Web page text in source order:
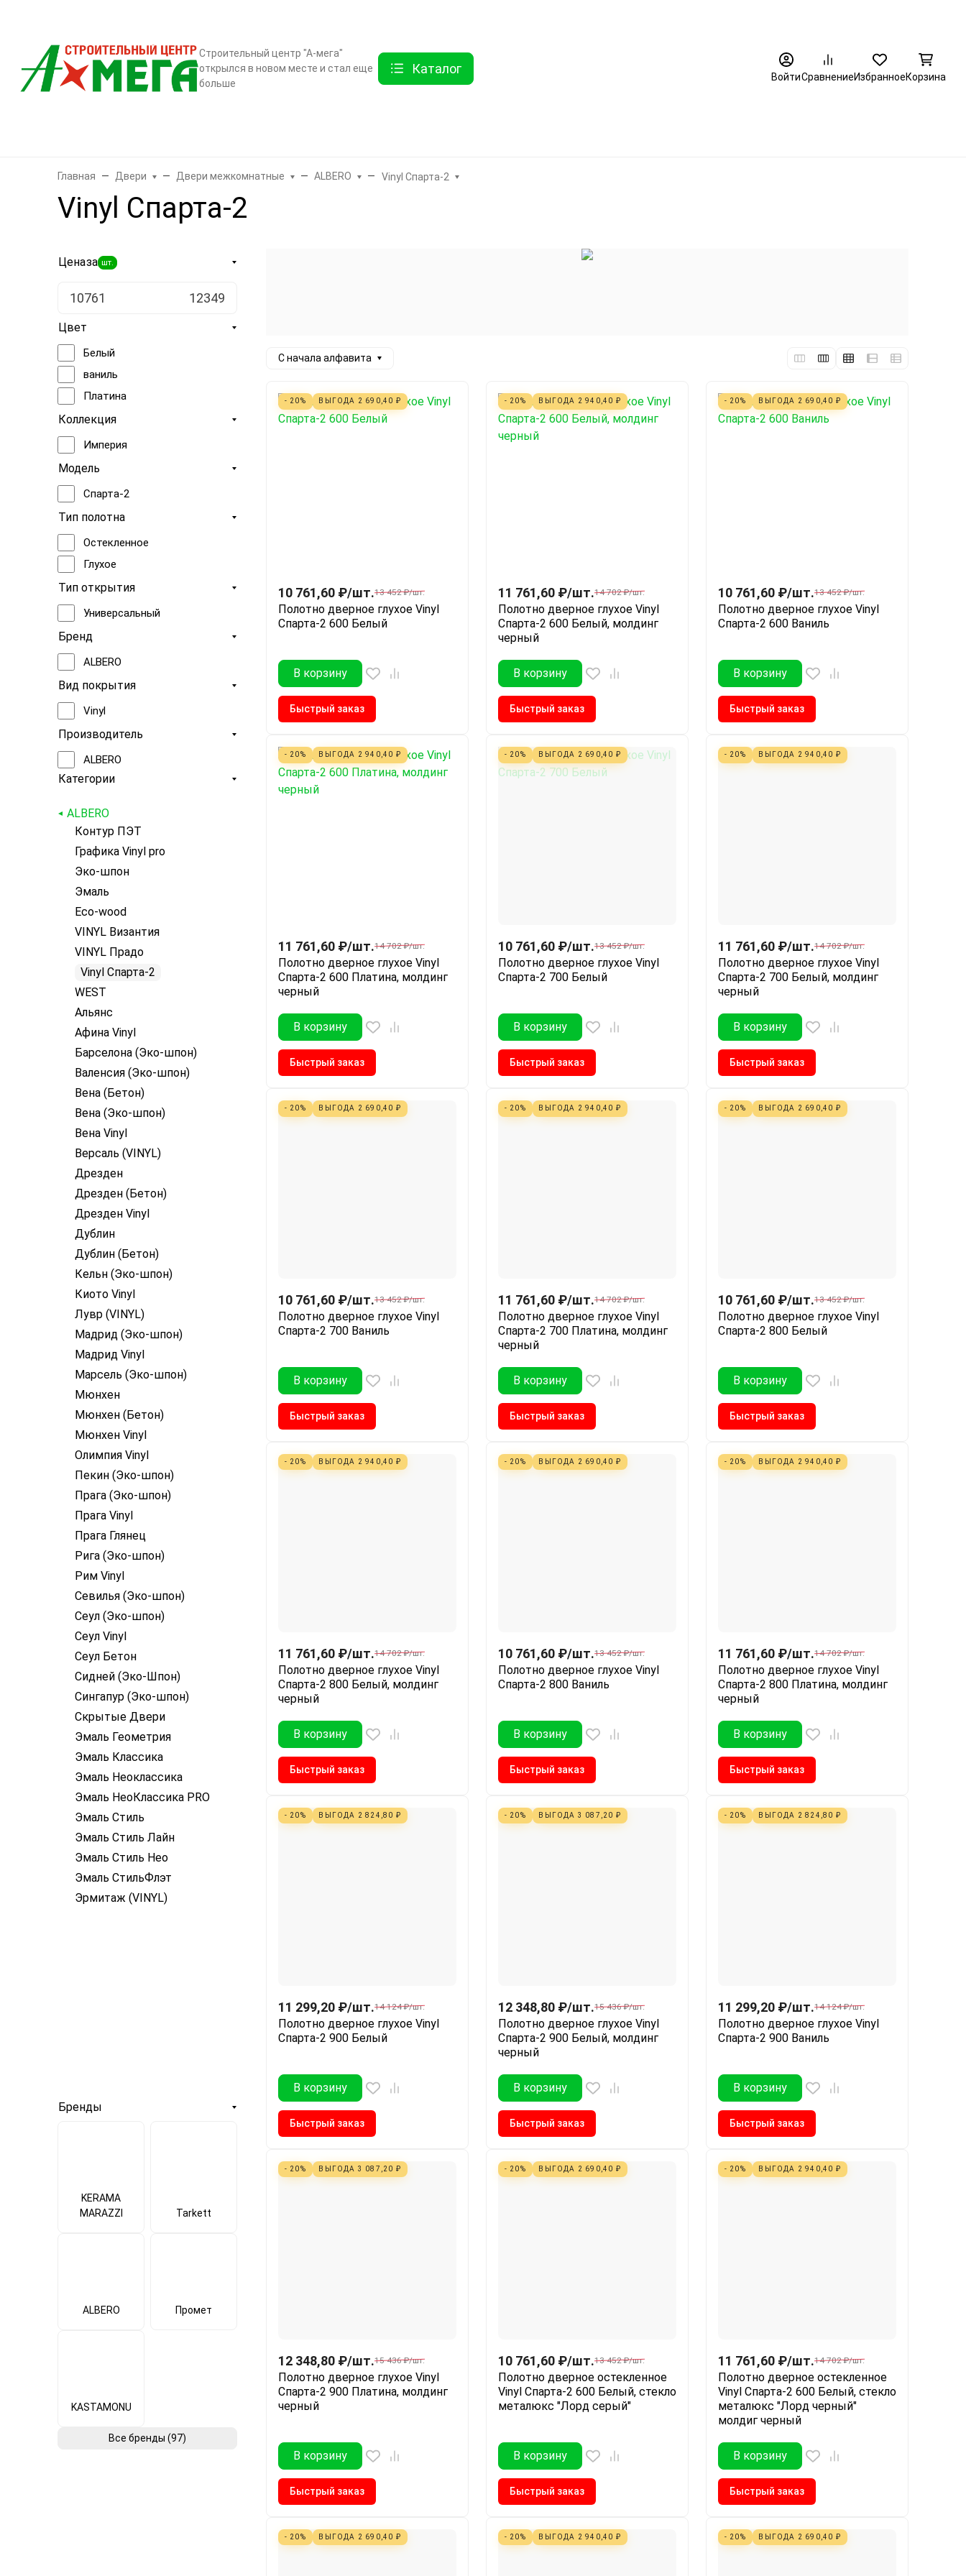
Строительный центр "А-мега"
открылся в новом месте и стал еще
больше
Каталог
ВойтиСравнениеИзбранноеКорзина
Главная Двери Двери межкомнатные ALBERO Vinyl Спарта-2
Vinyl Спарта-2
Ценаза шт.
Цвет
Белый
ваниль
Платина
Коллекция
Империя
Модель
Спарта-2
Тип полотна
Остекленное
Глухое
Тип открытия
Универсальный
Бренд
ALBERO
Вид покрытия
Vinyl
Производитель
ALBERO
Категории
ALBERO
Контур ПЭТ
Графика Vinyl pro
Эко-шпон
Эмаль
Eco-wood
VINYL Византия
VINYL Прадо
Vinyl Спарта-2
WEST
Альянс
Афина Vinyl
Барселона (Эко-шпон)
Валенсия (Эко-шпон)
Вена (Бетон)
Вена (Эко-шпон)
Вена Vinyl
Версаль (VINYL)
Дрезден
Дрезден (Бетон)
Дрезден Vinyl
Дублин
Дублин (Бетон)
Кельн (Эко-шпон)
Киото Vinyl
Лувр (VINYL)
Мадрид (Эко-шпон)
Мадрид Vinyl
Марсель (Эко-шпон)
Мюнхен
Мюнхен (Бетон)
Мюнхен Vinyl
Олимпия Vinyl
Пекин (Эко-шпон)
Прага (Эко-шпон)
Прага Vinyl
Прага Глянец
Рига (Эко-шпон)
Рим Vinyl
Севилья (Эко-шпон)
Сеул (Эко-шпон)
Сеул Vinyl
Сеул Бетон
Сидней (Эко-Шпон)
Сингапур (Эко-шпон)
Скрытые Двери
Эмаль Геометрия
Эмаль Классика
Эмаль Неоклассика
Эмаль НеоКлассика PRO
Эмаль Стиль
Эмаль Стиль Лайн
Эмаль Стиль Нео
Эмаль СтильФлэт
Эрмитаж (VINYL)
Бренды
KERAMA
MARAZZI
Tarkett
ALBERO Промет
KASTAMONU
Все бренды (97)
С начала алфавита
- 20% ВЫГОДА 2 690,40 ₽
10 761,60 ₽/шт.13 452 ₽/шт.
Полотно дверное глухое Vinyl
Спарта-2 600 Белый
В корзину
Быстрый заказ
- 20% ВЫГОДА 2 940,40 ₽
11 761,60 ₽/шт.14 702 ₽/шт.
Полотно дверное глухое Vinyl
Спарта-2 600 Белый, молдинг
черный
В корзину
Быстрый заказ
- 20% ВЫГОДА 2 690,40 ₽
10 761,60 ₽/шт.13 452 ₽/шт.
Полотно дверное глухое Vinyl
Спарта-2 600 Ваниль
В корзину
Быстрый заказ
- 20% ВЫГОДА 2 940,40 ₽
11 761,60 ₽/шт.14 702 ₽/шт.
Полотно дверное глухое Vinyl
Спарта-2 600 Платина, молдинг
черный
В корзину
Быстрый заказ
- 20% ВЫГОДА 2 690,40 ₽
10 761,60 ₽/шт.13 452 ₽/шт.
Полотно дверное глухое Vinyl
Спарта-2 700 Белый
В корзину
Быстрый заказ
- 20% ВЫГОДА 2 940,40 ₽
11 761,60 ₽/шт.14 702 ₽/шт.
Полотно дверное глухое Vinyl
Спарта-2 700 Белый, молдинг
черный
В корзину
Быстрый заказ
- 20% ВЫГОДА 2 690,40 ₽
10 761,60 ₽/шт.13 452 ₽/шт.
Полотно дверное глухое Vinyl
Спарта-2 700 Ваниль
В корзину
Быстрый заказ
- 20% ВЫГОДА 2 940,40 ₽
11 761,60 ₽/шт.14 702 ₽/шт.
Полотно дверное глухое Vinyl
Спарта-2 700 Платина, молдинг
черный
В корзину
Быстрый заказ
- 20% ВЫГОДА 2 690,40 ₽
10 761,60 ₽/шт.13 452 ₽/шт.
Полотно дверное глухое Vinyl
Спарта-2 800 Белый
В корзину
Быстрый заказ
- 20% ВЫГОДА 2 940,40 ₽
11 761,60 ₽/шт.14 702 ₽/шт.
Полотно дверное глухое Vinyl
Спарта-2 800 Белый, молдинг
черный
В корзину
Быстрый заказ
- 20% ВЫГОДА 2 690,40 ₽
10 761,60 ₽/шт.13 452 ₽/шт.
Полотно дверное глухое Vinyl
Спарта-2 800 Ваниль
В корзину
Быстрый заказ
- 20% ВЫГОДА 2 940,40 ₽
11 761,60 ₽/шт.14 702 ₽/шт.
Полотно дверное глухое Vinyl
Спарта-2 800 Платина, молдинг
черный
В корзину
Быстрый заказ
- 20% ВЫГОДА 2 824,80 ₽
11 299,20 ₽/шт.14 124 ₽/шт.
Полотно дверное глухое Vinyl
Спарта-2 900 Белый
В корзину
Быстрый заказ
- 20% ВЫГОДА 3 087,20 ₽
12 348,80 ₽/шт.15 436 ₽/шт.
Полотно дверное глухое Vinyl
Спарта-2 900 Белый, молдинг
черный
В корзину
Быстрый заказ
- 20% ВЫГОДА 2 824,80 ₽
11 299,20 ₽/шт.14 124 ₽/шт.
Полотно дверное глухое Vinyl
Спарта-2 900 Ваниль
В корзину
Быстрый заказ
- 20% ВЫГОДА 3 087,20 ₽
12 348,80 ₽/шт.15 436 ₽/шт.
Полотно дверное глухое Vinyl
Спарта-2 900 Платина, молдинг
черный
В корзину
Быстрый заказ
- 20% ВЫГОДА 2 690,40 ₽
10 761,60 ₽/шт.13 452 ₽/шт.
Полотно дверное остекленное
Vinyl Спарта-2 600 Белый, стекло
металюкс "Лорд серый"
В корзину
Быстрый заказ
- 20% ВЫГОДА 2 940,40 ₽
11 761,60 ₽/шт.14 702 ₽/шт.
Полотно дверное остекленное
Vinyl Спарта-2 600 Белый, стекло
металюкс "Лорд черный"
молдиг черный
В корзину
Быстрый заказ
- 20% ВЫГОДА 2 690,40 ₽ - 20% ВЫГОДА 2 940,40 ₽ - 20% ВЫГОДА 2 690,40 ₽